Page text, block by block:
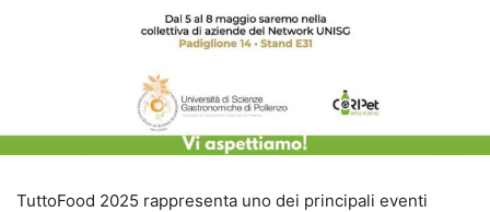
TuttoFood 2025 rappresenta uno dei principali eventi